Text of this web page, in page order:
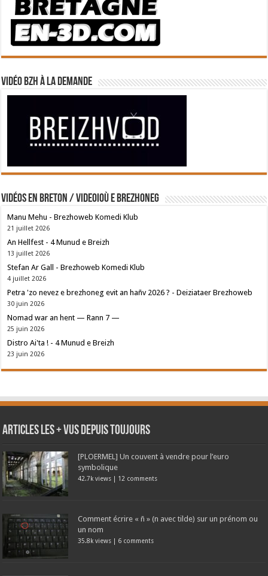
Vidéo BZH à la demande
Vidéos en breton / Videoioù e brezhoneg
Manu Mehu - Brezhoweb Komedi Klub
21 juillet 2026
An Hellfest - 4 Munud e Breizh
13 juillet 2026
Stefan Ar Gall - Brezhoweb Komedi Klub
4 juillet 2026
Petra 'zo nevez e brezhoneg evit an hañv 2026 ? - Deiziataer Brezhoweb
30 juin 2026
Nomad war an hent — Rann 7 —
25 juin 2026
Distro Ai'ta ! - 4 Munud e Breizh
23 juin 2026
Articles les + vus depuis toujours
[PLOERMEL] Un couvent à vendre pour l’euro
symbolique
42.7k views | 12 comments
Comment écrire « ñ » (n avec tilde) sur un prénom ou
un nom
35.8k views | 6 comments